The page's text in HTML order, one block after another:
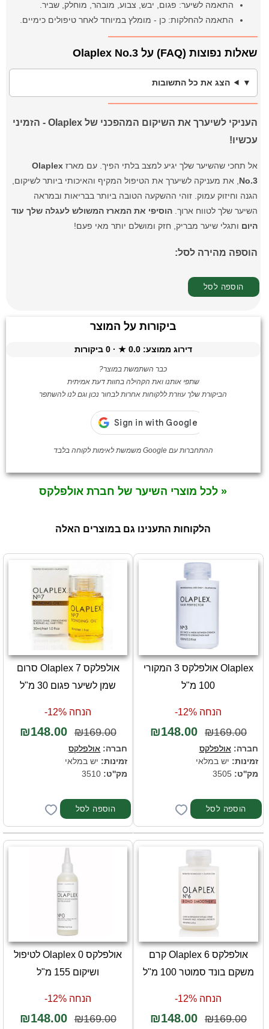
התאמה לשיער: פגום, יבש, צבוע, מובהר, מוחלק, שביר.
התאמה להחלקות: כן - מומלץ במיוחד לאחר טיפולים כימיים.
שאלות נפוצות (FAQ) על Olaplex No.3
הצג את כל התשובות
העניקי לשיערך את השיקום המהפכני של Olaplex - הזמיני
עכשיו!
אל תחכי שהשיער שלך יגיע למצב בלתי הפיך. עם מארזOlaplex
No.3, את מעניקה לשיערך את הטיפול המקיף והאיכותי ביותר לשיקום,
הגנה וחיזוק עמוק. זוהי ההשקעה הטובה ביותר בבריאות ובמראה
השיער שלך לטווח ארוך.הוסיפי את המארז המשולש לעגלה שלך עוד
היום ותגלי שיער מבריק, חזק ומושלם יותר מאי פעם!
הוספה מהירה לסל:
ביקורות על המוצר
דירוג ממוצע:0.0
★ ·
0 ביקורות
כבר השתמשת במוצר?
שתפי אותנו ואת הקהילה בחוות דעת אמיתית
הביקורת שלך עוזרת ללקוחות אחרות לבחור נכון וגם לנו להשתפר
ההתחברות עם Google משמשת לאימות לקוחה בלבד
« לכל מוצרי השיער של חברת אולפלקס
הלקוחות התענינו גם במוצרים האלה
Olaplex אולפלקס 3 המקורי
100 מ"ל
הנחה 12%-
₪169.00
₪148.00
חברה:אולפלקס
זמינות: יש במלאי
מק''ט: 3505
אולפלקס Olaplex 7 סרום
שמן לשיער פגום 30 מ"ל
הנחה 12%-
₪169.00
₪148.00
חברה: אולפלקס
זמינות: יש במלאי
מק''ט:
אולפלקס 6 Olaplex קרם
משקם בונד סמוטר 100 מ"ל
הנחה 12%-
₪169.00
₪148.00
אולפלקס 0 Olaplex לטיפול
ושיקום 155 מ"ל
הנחה 12%-
₪169.00
₪148.00